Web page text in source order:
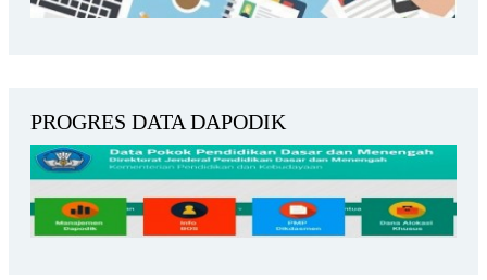
PROGRES DATA DAPODIK